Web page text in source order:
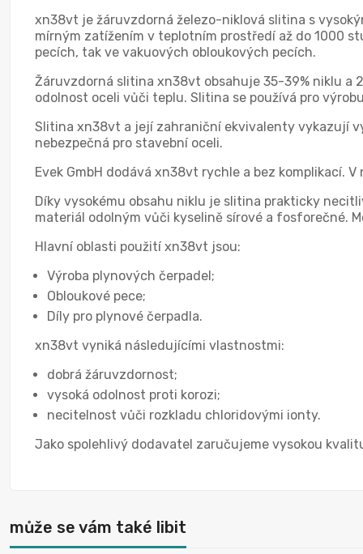
xn38vt je žáruvzdorná železo-niklová slitina s
mírným zatížením v teplotním prostředí až do 1000
pecích, tak ve vakuových obloukových pecích.
Žáruvzdorná slitina xn38vt obsahuje 35-39% niklu
odolnost oceli vůči teplu. Slitina se používá pro
Slitina xn38vt a její zahraniční ekvivalenty vykazují
nebezpečná pro stavební oceli.
Evek GmbH dodává xn38vt rychle a bez komplikací.
Díky vysokému obsahu niklu je slitina prakticky
materiál odolným vůči kyselině sírové a fosforečné.
Hlavní oblasti použití xn38vt jsou:
Výroba plynových čerpadel;
Obloukové pece;
Díly pro plynové čerpadla.
xn38vt vyniká následujícími vlastnostmi:
dobrá žáruvzdornost;
vysoká odolnost proti korozi;
necitelnost vůči rozkladu chloridovými ionty.
Jako spolehlivý dodavatel zaručujeme vysokou
může se vám také libit